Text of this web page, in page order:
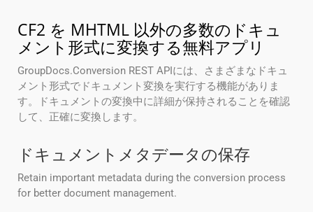
CF2 を MHTML 以外の多数のドキュ
メント形式に変換する無料アプリ
GroupDocs.Conversion REST APIには、さまざまなドキュ
メント形式でドキュメント変換を実行する機能がありま
す。ドキュメントの変換中に詳細が保持されることを確認
して、正確に変換します。
ドキュメントメタデータの保存
Retain important metadata during the conversion process
for better document management.